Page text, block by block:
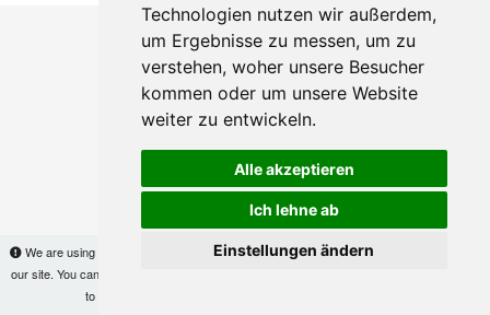
Technologien nutzen wir außerdem,
um Ergebnisse zu messen, um zu
verstehen, woher unsere Besucher
kommen oder um unsere Website
weiter zu entwickeln.
Alle akzeptieren
Ich lehne ab
Einstellungen ändern
We are using cookies to provide statistics that help us give you the best experience of
our site. You can find out more
to use the site without changes, you are agreeing to it.